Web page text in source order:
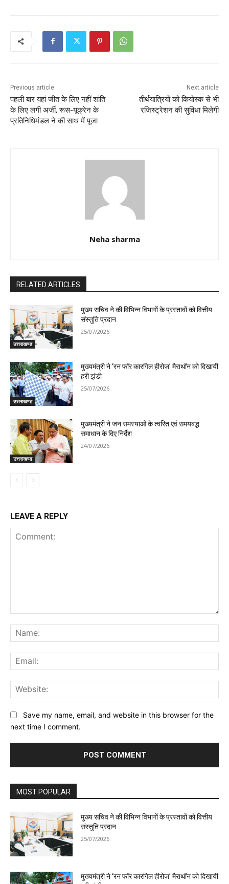
k
A
p
Previous article
पहली बार यहां जीत के लिए नहीं शांति
के लिए लगी अर्जी, रूस-यूक्रेन के
प्रतिनिधिमंडल ने की साथ में पूजा
Next article
तीर्थयात्रियों को कियोस्क से भी
रजिस्ट्रेशन की सुविधा मिलेगी
Neha sharma
RELATED ARTICLES
उत्तराखण्ड
मुख्य सचिव ने की विभिन्न विभागों के प्रस्तावों को वित्तीय
संस्तुति प्रदान
25/07/2026
उत्तराखण्ड
मुख्यमंत्री ने ‘रन फॉर कारगिल हीरोज’ मैराथॉन को दिखायी
हरी झंडी
25/07/2026
उत्तराखण्ड
मुख्यमंत्री ने जन समस्याओं के त्वरित एवं समयबद्ध
समाधान के दिए निर्देश
24/07/2026
LEAVE A REPLY
Save my name, email, and website in this browser for the
next time I comment.
MOST POPULAR
मुख्य सचिव ने की विभिन्न विभागों के प्रस्तावों को वित्तीय
संस्तुति प्रदान
25/07/2026
मुख्यमंत्री ने ‘रन फॉर कारगिल हीरोज’ मैराथॉन को दिखायी